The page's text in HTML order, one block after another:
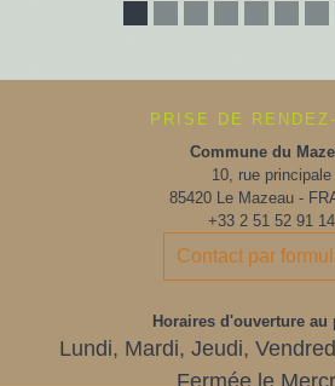
PRISE DE
Commune du
10, rue principale
85420 Le Mazeau -
+33 2 51 52 91 14
Contact par
Horaires d'ouverture au
Lundi, Mardi, Jeudi,
Fermée le